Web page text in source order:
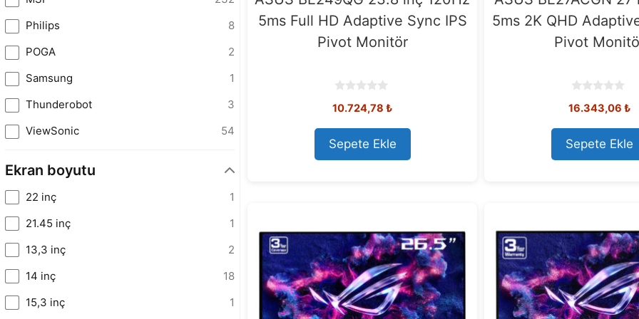
5ms Full HD Adaptive Sync IPS
Pivot Monitör
o
t
o
f
5
10.724,78₺
Sepete Ekle
5ms 2K QHD
Pivot
o
t
o
f
5
16.343,06 ₺
Sepete Ekle
Philips
8
POGA
2
Samsung
1
Thunderobot
3
ViewSonic
54
Ekran boyutu
22 inç
1
21.45 inç
1
13,3 inç
2
14 inç
18
15,3 inç
1